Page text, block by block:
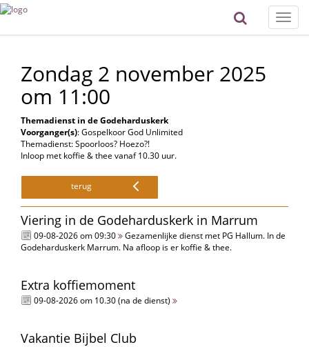
Toggle
Zondag 2 november 2025
om 11:00
Themadienst in de Godeharduskerk
Voorganger(s): Gospelkoor God Unlimited
Themadienst: Spoorloos? Hoezo?!
Inloop met koffie & thee vanaf 10.30 uur.
terug
Viering in de Godeharduskerk in Marrum
09-08-2026 om 09:30
Gezamenlijke dienst met PG Hallum. In de
Godeharduskerk Marrum. Na afloop is er koffie & thee.
Extra koffiemoment
09-08-2026 om 10.30 (na de dienst)
Vakantie Bijbel Club